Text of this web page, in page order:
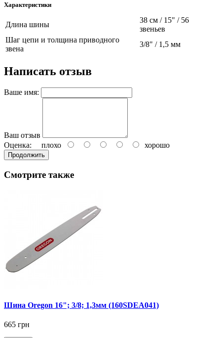
Характеристики
Длина шины
38 см / 15" / 56
звеньев
Шаг цепи и толщина приводного
звена
3/8" / 1,5 мм
Написать отзыв
Ваше имя:
Ваш отзыв
Оценка: плохо хорошо
Продолжить
Смотрите также
Шина Oregon 16"; 3/8; 1,3мм (160SDEA041)
665 грн